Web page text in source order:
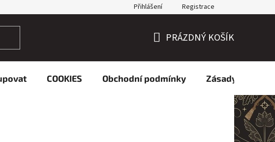
Přihlášení Registrace
KOŠÍK
PRÁZDNÝ KOŠÍK
COOKIES Obchodní podmínky Zásady ochrany